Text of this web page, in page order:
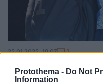
Protothema - Do Not
Information
Ο Τζόκοβιτς δημοσίευσε
στους... haters -
25.01.2025, 19:07 1